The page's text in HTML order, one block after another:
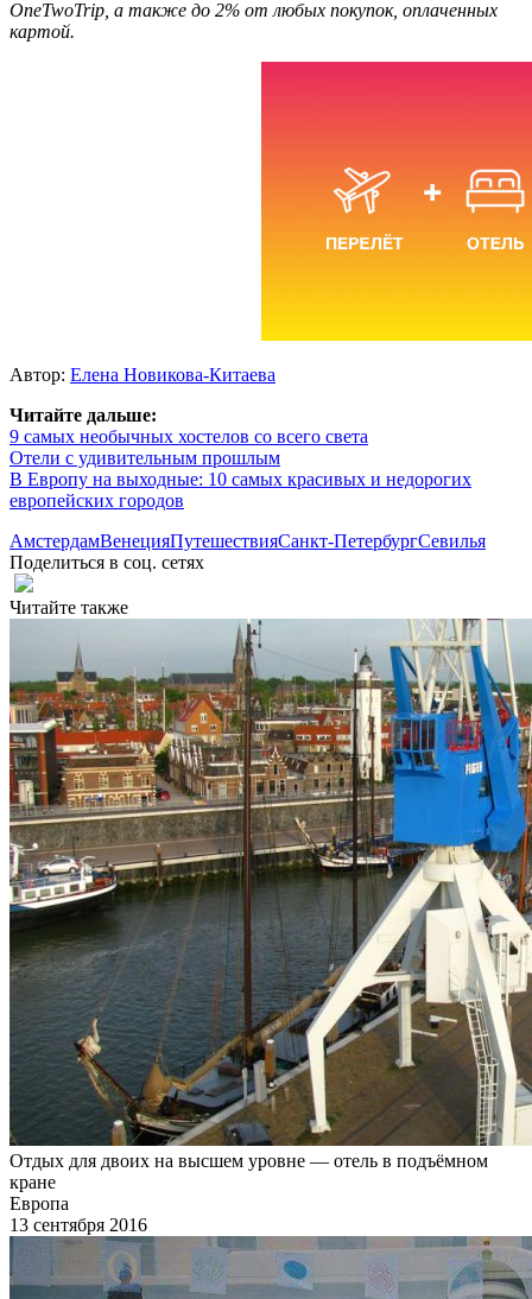
OneTwoTrip, а также до 2% от любых покупок, оплаченных
картой.
Автор: Елена Новикова-Китаева
Читайте дальше:
9 самых необычных хостелов со всего света
Отели с удивительным прошлым
В Европу на выходные: 10 самых красивых и недорогих
европейских городов
АмстердамВенецияПутешествияСанкт-ПетербургСевилья
Поделиться в соц. сетях
Читайте также
Отдых для двоих на высшем уровне — отель в подъёмном
кране
Европа
13 сентября 2016